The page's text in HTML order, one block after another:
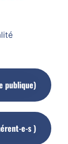
publique)
e-s )